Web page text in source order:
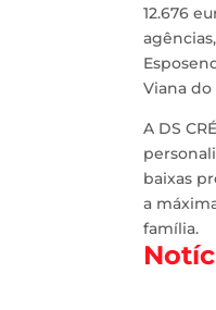
12.676
Viana do
A DS
baixas
a
família.